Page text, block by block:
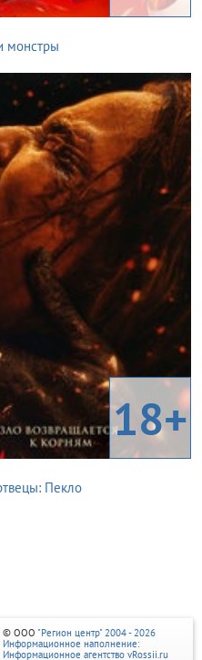
монстры
18+
Пекло
© ООО "Регион центр" 2004 - 2026
Информационное наполнение:
Информационное агентство vRossii.ru